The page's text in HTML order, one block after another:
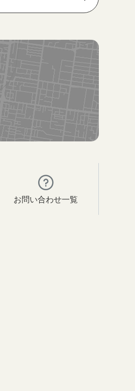
お問い合わせ一覧